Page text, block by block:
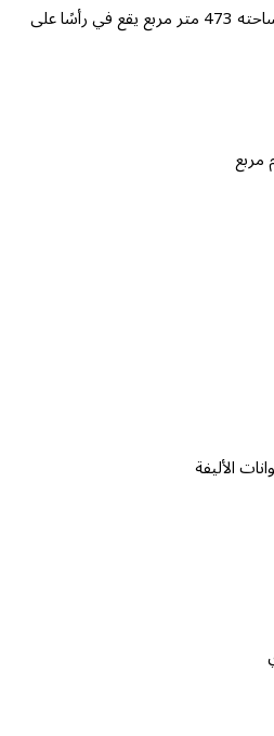
تقدم درفن العقارية للايجار مساحته 473 متر مربع يقع في رأسًا على
الأليفة